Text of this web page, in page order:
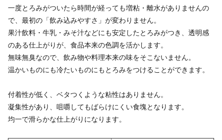
一度とろみがついたら時間が経っても増粘・離水がありませんの
で、最初の「飲み込みやすさ」が変わりません。
果汁飲料・牛乳・みそ汁などにも安定したとろみがつき、透明感
のある仕上がりが、食品本来の色調を活かします。
無味無臭なので、飲み物や料理本来の味をそこないません。
温かいものにも冷たいものにもとろみをつけることができます。
付着性が低く、ベタつくような粘性はありません。
凝集性があり、咀嚼してもばらけにくい食塊となります。
均一で滑らかな仕上がりになります。